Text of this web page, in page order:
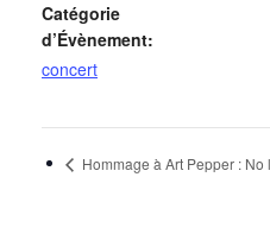
Catégorie
d’Évènement:
concert
Hommage à Art Pepper : No